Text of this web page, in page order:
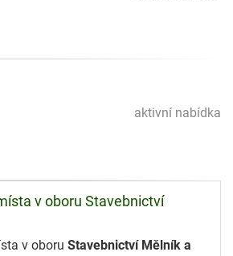
aktivní nabídka
v oboru Stavebnictví
v oboru Stavebnictví Mělník a